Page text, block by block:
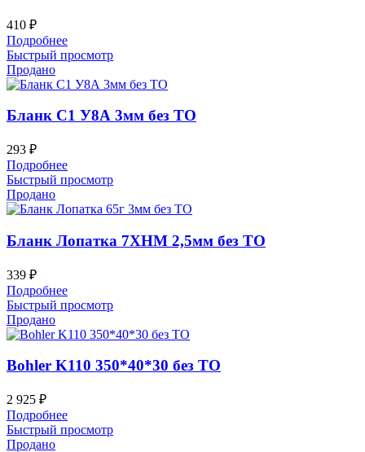
410 ₽
Подробнее
Быстрый просмотр
Продано
Бланк С1 У8А 3мм без ТО
293 ₽
Подробнее
Быстрый просмотр
Продано
Бланк Лопатка 7ХНМ 2,5мм без ТО
339 ₽
Подробнее
Быстрый просмотр
Продано
Bohler K110 350*40*30 без ТО
2 925 ₽
Подробнее
Быстрый просмотр
Продано